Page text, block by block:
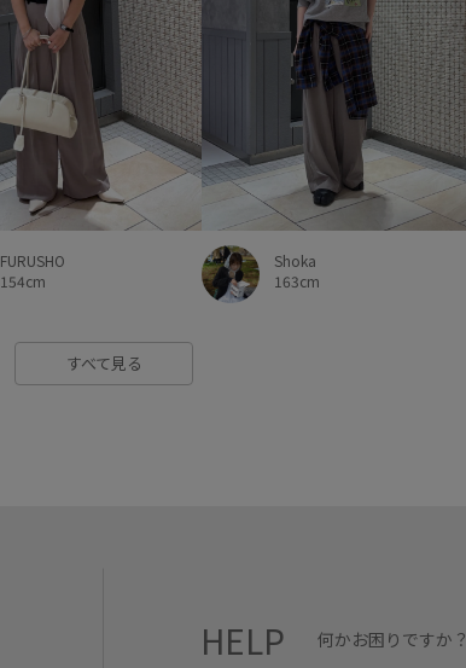
FURUSHO
154cm
Shoka
163cm
すべて見る
HELP 何かお困りですか？